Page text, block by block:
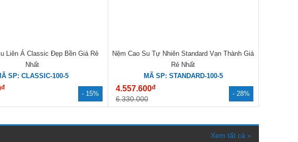
Liên Á Classic Đẹp Bền Giá Rẻ
SP: CLASSIC-100-5
đ
Nệm Cao Su Tự Nhiên Standard Vạn Thành Giá
MÃ SP: STANDARD-100-5
4.557.600đ